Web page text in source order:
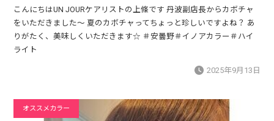
こんにちはUN JOURケアリストの上條です 丹波副店長からカボチャ
をいただきました～ 夏のカボチャってちょっと珍しいですよね？ あ
りがたく、美味しくいただきます☆ ＃安曇野＃イノアカラー＃ハイ
ライト
2025年9月13日
オススメカラー